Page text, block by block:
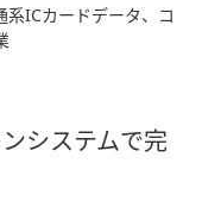
系ICカードデータ、コ
システムで完